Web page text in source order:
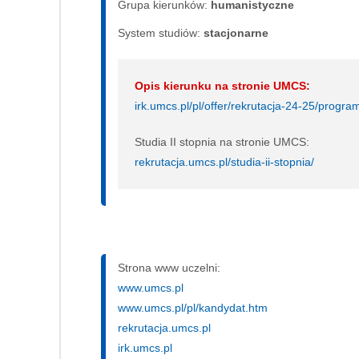
Grupa kierunków: humanistyczne
System studiów: sta­cjo­nar­ne
Opis kierunku na stronie UMCS:
irk.umcs.pl/pl/offer/rekrutacja-24-25/
Studia II stopnia na stronie UMCS:
rekrutacja.umcs.pl/studia-ii-stopnia/
Strona www uczelni:
www.umcs.pl
www.umcs.pl/pl/kandydat.htm
rekrutacja.umcs.pl
irk.umcs.pl